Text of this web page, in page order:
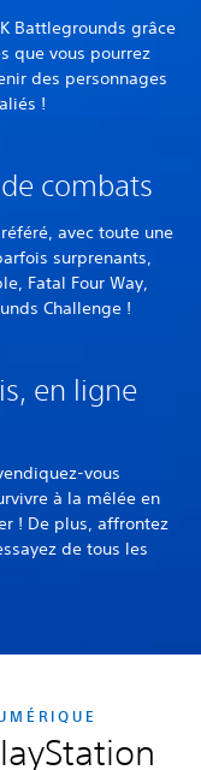
Battlegrounds grâce
que vous pourrez
des personnages
!
combats
avec toute une
surprenants,
Fatal Four Way,
Challenge !
en ligne
vous
à la mêlée en
! De plus, affrontez
de tous les